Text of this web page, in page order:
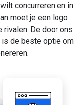
concurreren en in
moet je een logo
rivalen. De door ons
is de beste optie om